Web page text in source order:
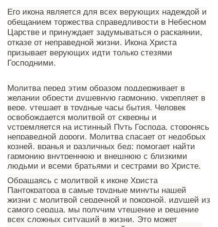
Его икона является для всех верующих надеждой и
обещанием торжества справедливости в Небесном
Царстве и принуждает задумываться о раскаянии,
отказе от неправедной жизни. Икона Христа
призывает верующих идти только стезями
Господними.
Молитва перед этим образом поддерживает в
желании обрести душевную гармонию, укрепляет в
вере, утешает в трудные часы бытия. Человек
освобождается молитвой от скверны и
устремляется на истинный Путь Господа, сторонясь
неправедной дороги. Молитва спасает от недобрых
козней, вранья и различных бед; помогает найти
гармонию внутреннюю и внешнюю с близкими
людьми и всеми братьями и сестрами во Христе.
Обращаясь с молитвой к иконе Христа
Пантократора в самые трудные минуты нашей
жизни с молитвой сердечной и покорной, идущей из
самого сердца, мы получим утешение и решение
всех сложных ситуаций в жизни. Это может